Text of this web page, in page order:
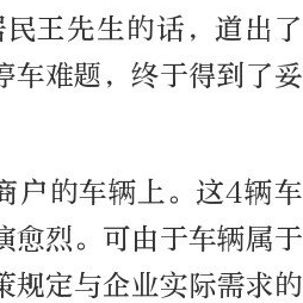
王先生的话，道出了
车难题，终于得到了妥
户的车辆上。这4辆车
愈烈。可由于车辆属于
规定与企业实际需求的